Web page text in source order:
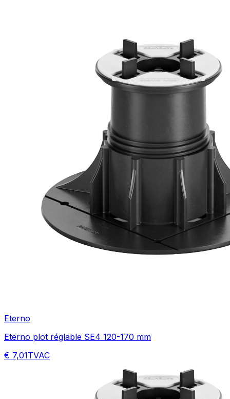
Eterno
Eterno plot réglable SE4 120-170 mm
€ 7,01TVAC